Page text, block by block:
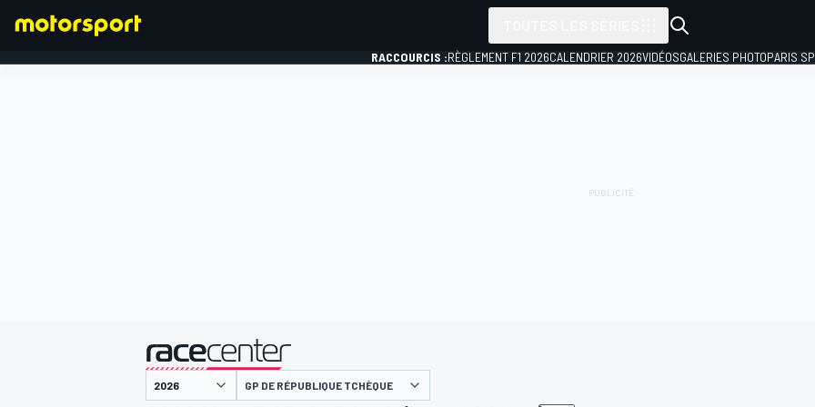
RACCOURCIS :RÈGLEMENT F1 2026CALENDRIER 2026VIDÉOSGALERIES PHOTOPARIS
présenté par
GP DE RÉPUBLIQUE TCHÈQUE